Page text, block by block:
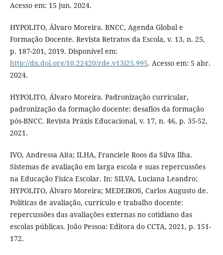
Acesso em: 15 jun. 2024.
HYPOLITO, Álvaro Moreira. BNCC, Agenda Global e
Formação Docente. Revista Retratos da Escola, v. 13, n. 25,
p. 187-201, 2019. Disponível em:
http://dx.doi.org/10.22420/rde.v13i25.995. Acesso em: 5 abr.
2024.
HYPOLITO, Álvaro Moreira. Padronização curricular,
padronização da formação docente: desafios da formação
pós-BNCC. Revista Práxis Educacional, v. 17, n. 46, p. 35-52,
2021.
IVO, Andressa Aita; ILHA, Franciele Roos da Silva Ilha.
Sistemas de avaliação em larga escola e suas repercussões
na Educação Física Escolar. In: SILVA, Luciana Leandro;
HYPOLITO, Álvaro Moreira; MEDEIROS, Carlos Augusto de.
Políticas de avaliação, currículo e trabalho docente:
repercussões das avaliações externas no cotidiano das
escolas públicas. João Pessoa: Editora do CCTA, 2021, p. 151-
172.